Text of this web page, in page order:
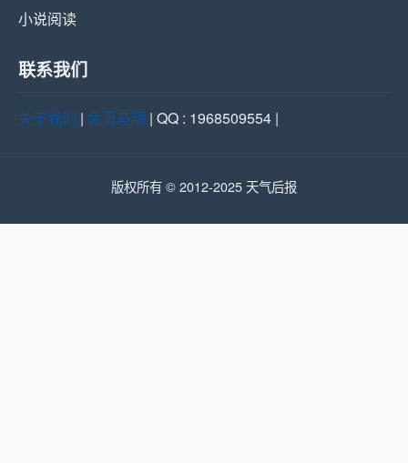
小说阅读
联系我们
关于我们 | 免责声明 | QQ : 1968509554 |
版权所有 © 2012-2025 天气后报